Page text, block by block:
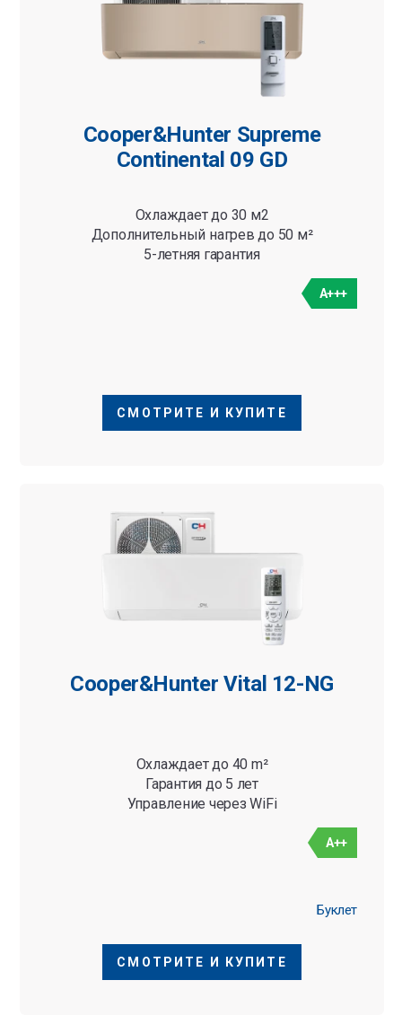
Cooper&Hunter Supreme
Continental 09 GD
Охлаждает до 30 м2
Дополнительный нагрев до 50 м²
5-летняя гарантия
A+++
СМОТРИТЕ И КУПИТЕ
Cooper&Hunter Vital 12-NG
Охлаждает до 40 m²
Гарантия до 5 лет
Управление через WiFi
A++
Буклет
СМОТРИТЕ И КУПИТЕ